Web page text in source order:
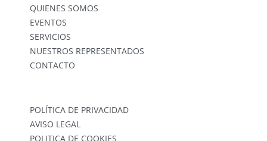
QUIENES SOMOS
EVENTOS
SERVICIOS
NUESTROS REPRESENTADOS
CONTACTO
POLÍTICA DE PRIVACIDAD
AVISO LEGAL
POLITICA DE COOKIES